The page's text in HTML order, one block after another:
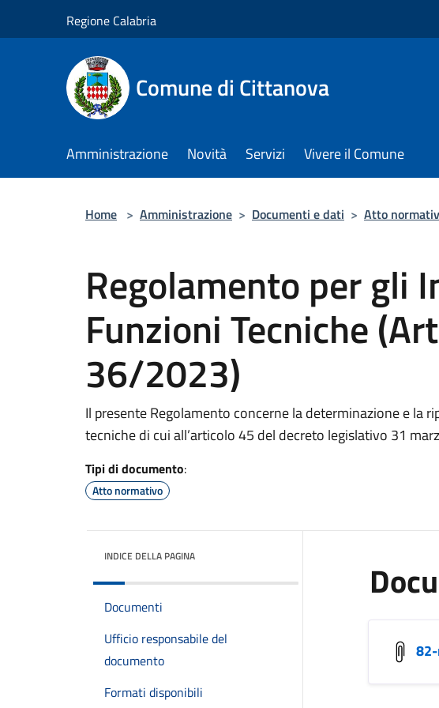
Regione Calabria
Comune di Cittanova
Amministrazione Novità Servizi Vivere il Comune
Home > Amministrazione > Documenti e dati > Atto
Regolamento per gli
Funzioni Tecniche
36/2023)
Il presente Regolamento concerne la determinazione e la
tecniche di cui all’articolo 45 del decreto legislativo 31
Tipi di documento:
Atto normativo
INDICE DELLA PAGINA
Documenti
Ufficio responsabile del
documento
Formati disponibili